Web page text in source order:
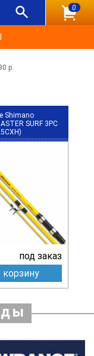
0
р.
Shimano
SURF 3PC
под заказ
корзину